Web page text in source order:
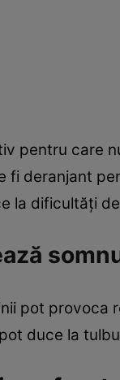
pentru care
fi deranjant
la dificultăți
pot provoca
duce la